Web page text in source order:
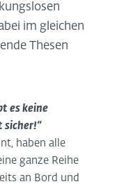
im gleichen
Thesen
es keine
sicher!“
haben alle
ganze Reihe
an Bord und